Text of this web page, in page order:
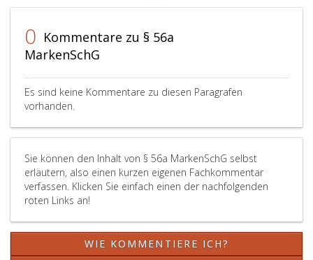
0 Kommentare zu § 56a
MarkenSchG
Es sind keine Kommentare zu diesen Paragrafen
vorhanden.
Sie können den Inhalt von § 56a MarkenSchG selbst
erläutern, also einen kurzen eigenen Fachkommentar
verfassen. Klicken Sie einfach einen der nachfolgenden
roten Links an!
WIE KOMMENTIERE ICH?